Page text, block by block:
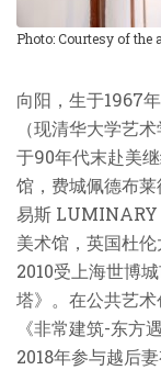
Photo: Courtesy of the
向阳，生于1967
（现清华大学艺
于90年代末赴美
馆，费城佩德布
易斯 LUMINARY
美术馆，英国杜伦
2010受上海世博
塔》。在公共艺
《非常建筑-东方
2018年参与越后